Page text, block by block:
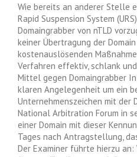
Wie bereits an anderer Stelle
Rapid Suspension System
Domaingrabber von nTLD
keiner Übertragung der
kostenauslösenden
Verfahren effektiv, schlank
Mittel gegen Domaingrabber
klaren Angelegenheit um ein
Unternehmenszeichen mit der
National Arbitration Forum in
einer Domain mit dieser
Tages nach Antragstellung,
Der Examiner führte hierzu an: